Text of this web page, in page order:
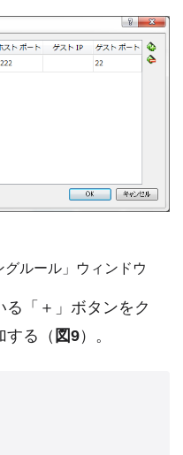
ルール」ウィンドウ
「＋」ボタンをク
する（ 図9）。